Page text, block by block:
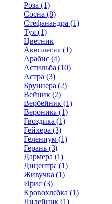
Роза (1)
Сосна (8)
Стефанандра (1)
Туя (1)
Цветник
Аквилегия (1)
Арабис (4)
Астильба (10)
Астра (3)
Бруннера (2)
Вейник (2)
Вербейник (1)
Вероника (1)
Гвоздика (1)
Гейхера (3)
Гелениум (1)
Герань (3)
Дармера (1)
Дицентра (1)
Живучка (1)
Ирис (3)
Кровохлебка (1)
Лилейник (1)